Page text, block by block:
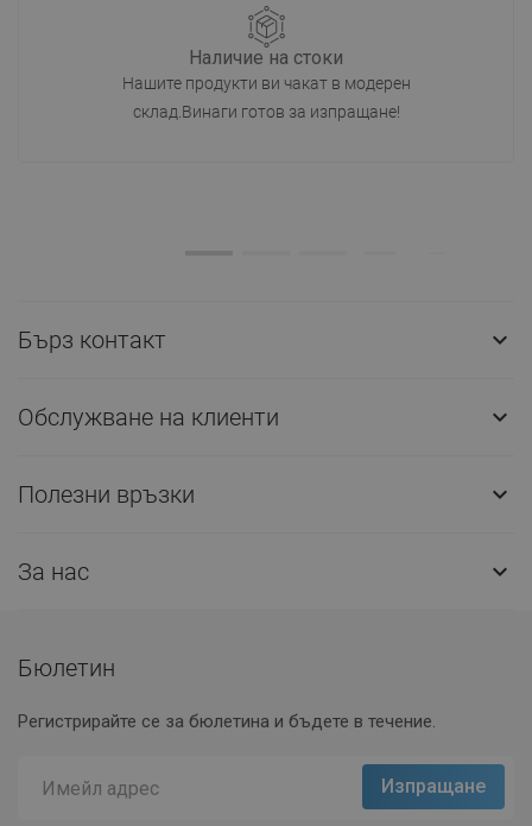
Наличие на стоки
Нашите продукти ви чакат в модерен
склад.Винаги готов за изпращане!
Бърз контакт 
Обслужване на клиенти 
Полезни връзки 
За нас 
Бюлетин
Регистрирайте се за бюлетина и бъдете в течение.